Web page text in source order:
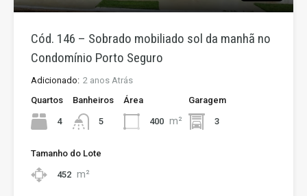
Cód. 146 – Sobrado mobiliado sol da manhã no
Condomínio Porto Seguro
Adicionado: 2 anos Atrás
Quartos
4
Banheiros
5
Área
400 m²
Garagem
3
Tamanho do Lote
452 m²